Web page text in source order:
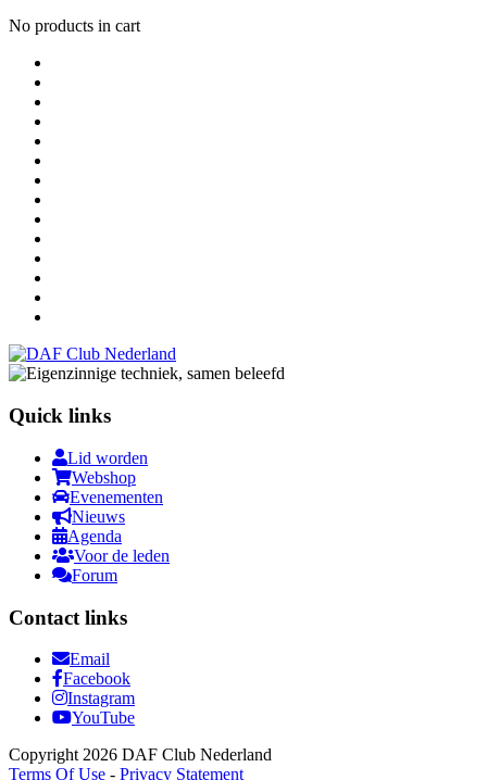
No products in cart
Quick links
Lid worden
Webshop
Evenementen
Nieuws
Agenda
Voor de leden
Forum
Contact links
Email
Facebook
Instagram
YouTube
Copyright 2026 DAF Club Nederland
Terms Of Use - Privacy Statement